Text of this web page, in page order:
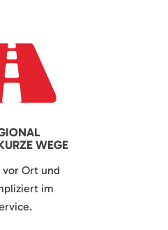
WEGE
vor Ort und
im